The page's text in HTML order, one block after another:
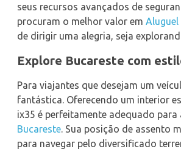
seus recursos avançados de
procuram o melhor valor em
de dirigir uma alegria, seja
Explore Bucareste com
Para viajantes que desejam um
fantástica. Oferecendo um interior
ix35 é perfeitamente adequado
Bucareste. Sua posição de assento
para navegar pelo diversificado